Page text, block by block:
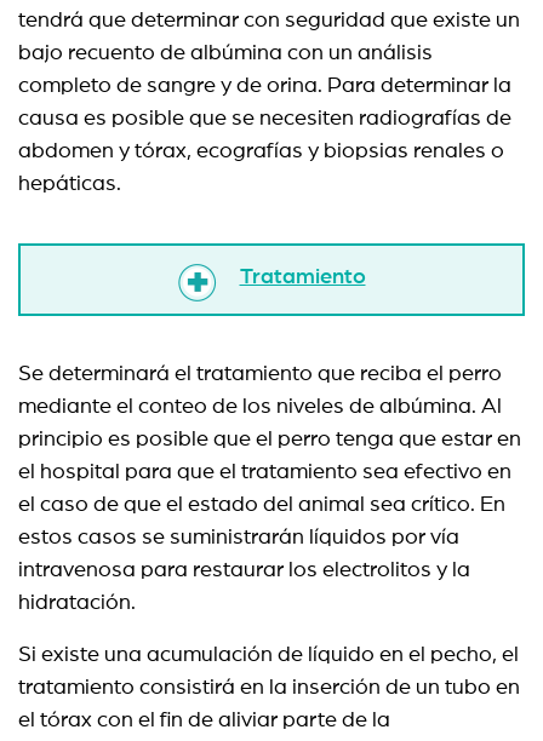
tendrá que determinar con seguridad que existe un
bajo recuento de albúmina con un análisis
completo de sangre y de orina. Para determinar la
causa es posible que se necesiten radiografías de
abdomen y tórax, ecografías y biopsias renales o
hepáticas.
Tratamiento
Se determinará el tratamiento que reciba el perro
mediante el conteo de los niveles de albúmina. Al
principio es posible que el perro tenga que estar en
el hospital para que el tratamiento sea efectivo en
el caso de que el estado del animal sea crítico. En
estos casos se suministrarán líquidos por vía
intravenosa para restaurar los electrolitos y la
hidratación.
Si existe una acumulación de líquido en el pecho, el
tratamiento consistirá en la inserción de un tubo en
el tórax con el fin de aliviar parte de la